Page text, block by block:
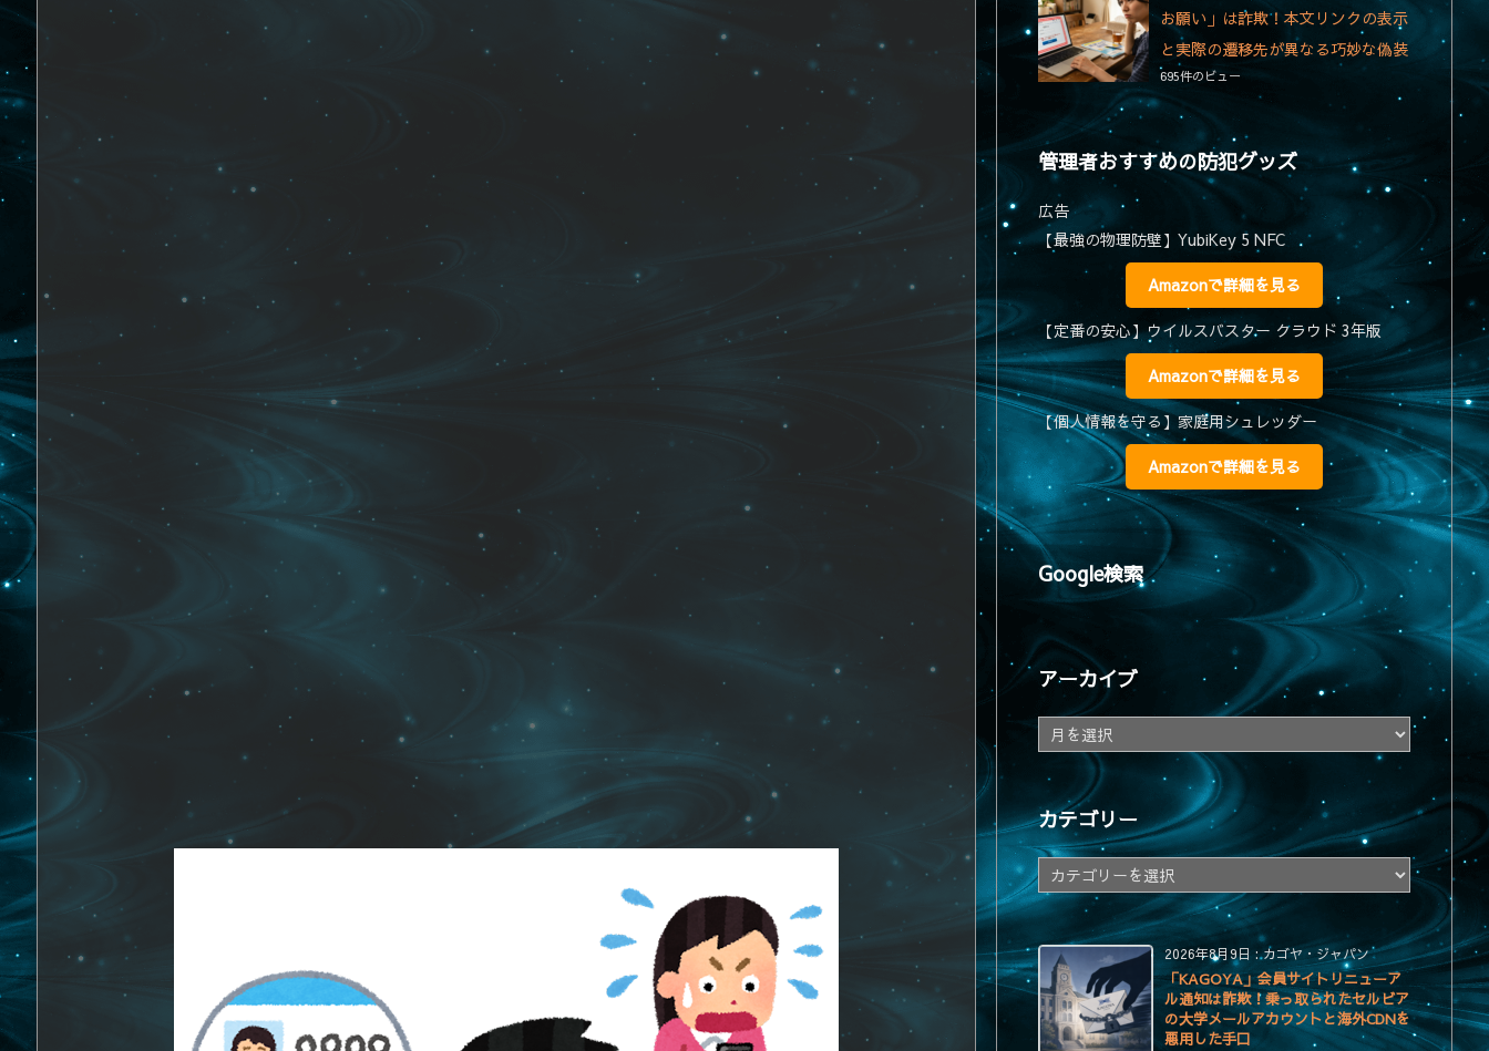
お願い」は詐欺！本文リンクの表示
と実際の遷移先が異なる巧妙な偽装
695件のビュー
管理者おすすめの防犯グッズ
広告
【最強の物理防壁】YubiKey 5 NFC
Amazonで詳細を見る
【定番の安心】ウイルスバスター クラウド 3年版
Amazonで詳細を見る
【個人情報を守る】家庭用シュレッダー
Amazonで詳細を見る
Google検索
アーカイブ
ー
カ
イ
ブ
カテゴリー
カ
テ
ゴ
ー
2026年8月9日:カゴヤ・ジャパン
「KAGOYA」会員サイトリニューア
ル通知は詐欺！乗っ取られたセルビア
の大学メールアカウントと海外CDNを
悪用した手口